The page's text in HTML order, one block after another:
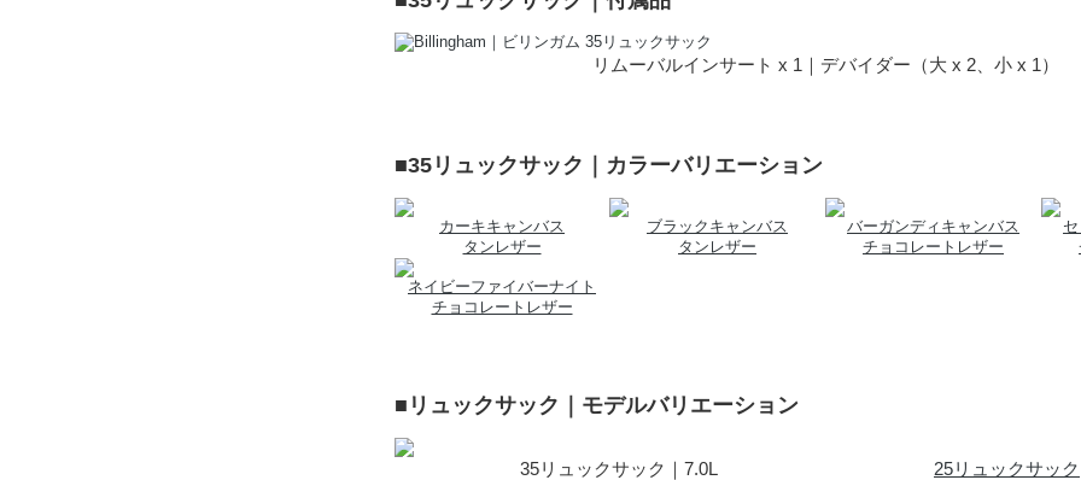
リムーバルインサート x 1｜デバイダー（大 x 2、小 x 1）
■35リュックサック｜カラーバリエーション
カーキキャンバス
タンレザー
ブラックキャンバス
タンレザー
バーガンディキャンバス
チョコレートレザー
ネイビーファイバーナイト
チョコレートレザー
■リュックサック｜モデルバリエーション
35リュックサック｜7.0L 25リュックサック